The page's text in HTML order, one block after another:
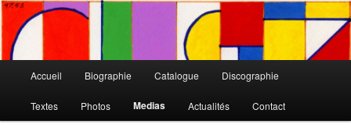
principal
Accueil Biographie Catalogue Discographie
Textes Photos Medias Actualités Contact